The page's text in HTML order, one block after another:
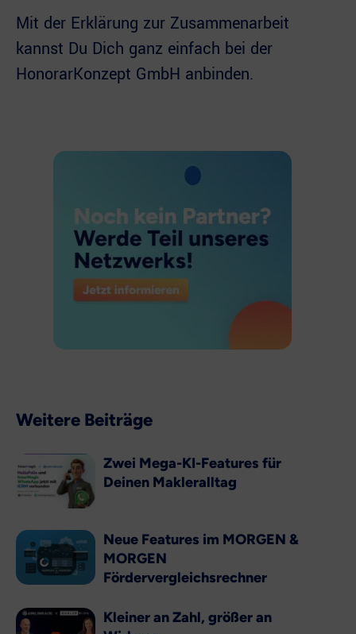
Mit der Erklärung zur Zusammenarbeit
kannst Du Dich ganz einfach bei der
HonorarKonzept GmbH anbinden.
Weitere Beiträge
Zwei Mega-KI-Features für
Deinen Makleralltag
Neue Features im MORGEN &
MORGEN
Fördervergleichsrechner
Kleiner an Zahl, größer an